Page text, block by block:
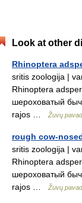
Look at other
Rhinoptera
sritis zoologija |
Rhinoptera
шероховатый
rajos …
Žuvų
rough cow-
sritis zoologija |
Rhinoptera
шероховатый
rajos …
Žuvų